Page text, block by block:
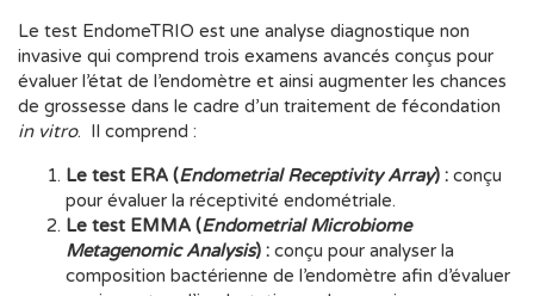
Le test EndomeTRIO est une analyse diagnostique non
invasive qui comprend trois examens avancés conçus pour
évaluer l’état de l’endomètre et ainsi augmenter les chances
de grossesse dans le cadre d’un traitement de fécondation
in vitro. Il comprend :
Le test ERA (Endometrial Receptivity Array) : conçu
pour évaluer la réceptivité endométriale.
Le test EMMA (Endometrial Microbiome
Metagenomic Analysis) : conçu pour analyser la
composition bactérienne de l’endomètre afin d’évaluer